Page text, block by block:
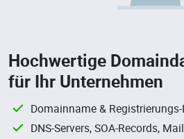
Hochwertige
für Ihr Unternehmen
Domainname &
DNS-Servers, SOA-Records,